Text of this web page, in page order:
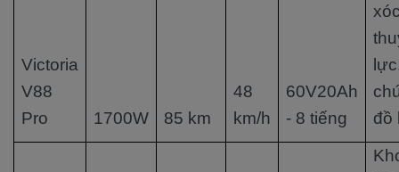
Victoria
V88
Pro
1700W 85 km
48
km/h
60V20Ah
- 8 tiếng
đồ